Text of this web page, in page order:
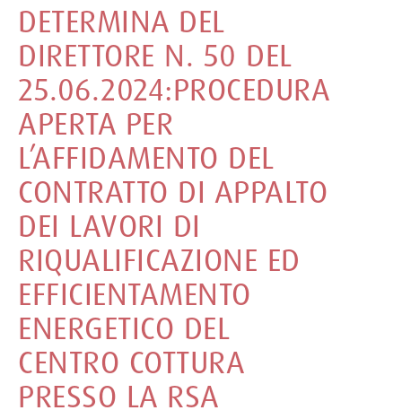
DETERMINA DEL
DIRETTORE N. 50 DEL
25.06.2024:PROCEDURA
APERTA PER
L’AFFIDAMENTO DEL
CONTRATTO DI APPALTO
DEI LAVORI DI
RIQUALIFICAZIONE ED
EFFICIENTAMENTO
ENERGETICO DEL
CENTRO COTTURA
PRESSO LA RSA